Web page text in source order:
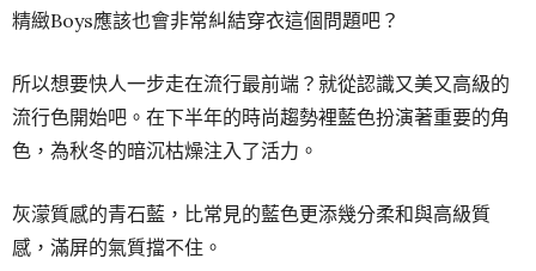
精緻Boys應該也會非常糾結穿衣這個問題吧？
所以想要快人一步走在流行最前端？就從認識又美又高級的
流行色開始吧。 在下半年的時尚趨勢裡藍色扮演著重要的角
色，為秋冬的暗沉枯燥注入了活力。
灰濛質感的青石藍，比常見的藍色更添幾分柔和與高級質
感，滿屏的氣質擋不住。